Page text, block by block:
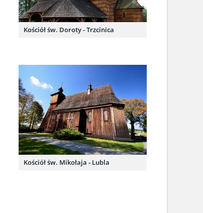
Kościół św. Doroty - Trzcinica
Kościół św. Mikołaja - Lubla